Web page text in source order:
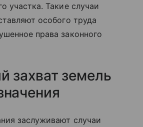
участка. Такие случаи
особого труда
права законного
захват земель
заслуживают случаи